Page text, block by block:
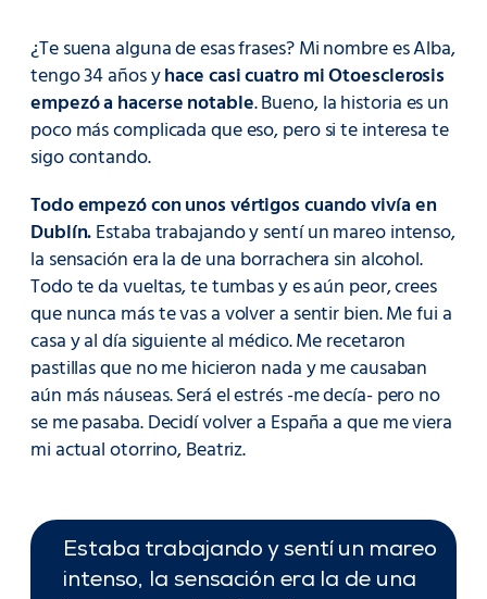
¿Te suena alguna de esas frases? Mi nombre es Alba,
tengo 34 años yhace casi cuatro mi Otoesclerosis
empezó a hacerse notable. Bueno, la historia es un
poco más complicada que eso, pero si te interesa te
sigo contando.
Todo empezó con unos vértigos cuando vivía en
Dublín.Estaba trabajando y sentí un mareo intenso,
la sensación era la de una borrachera sin alcohol.
Todo te da vueltas, te tumbas y es aún peor, crees
que nunca más te vas a volver a sentir bien. Me fui a
casa y al día siguiente al médico. Me recetaron
pastillas que no me hicieron nada y me causaban
aún más náuseas. Será el estrés -me decía- pero no
se me pasaba. Decidí volver a España a que me viera
mi actual otorrino, Beatriz.
Estaba trabajando y sentí un mareo
intenso, la sensación era la de una